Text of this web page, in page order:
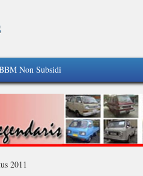
Non Subsidi
2011